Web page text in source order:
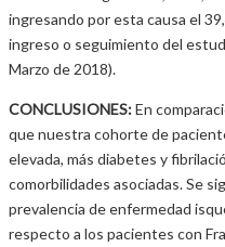
ingresando por esta causa el
ingreso o seguimiento del
Marzo de 2018).
CONCLUSIONES:En
que nuestra cohorte de
elevada, más diabetes y
comorbilidades asociadas. Se
prevalencia de enfermedad
respecto a los pacientes con